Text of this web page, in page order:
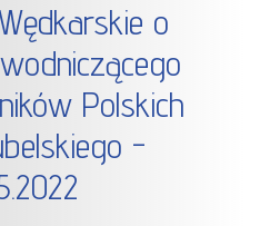
o
Polskich
-